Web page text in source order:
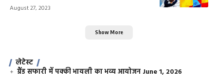
August 27, 2023
Show More
लेटेस्ट
ग्रैंड सफारी में पक्की भायली का भव्य आयोजन June 1, 2026